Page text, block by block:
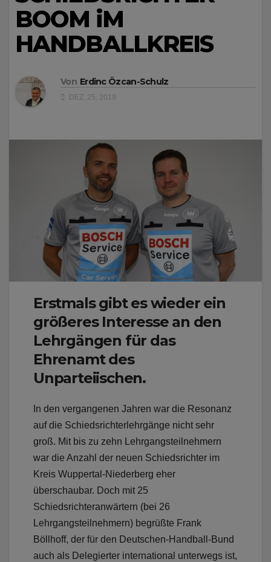
BOOM iM
HANDBALLKREIS
Von Erdinc Özcan-Schulz
DEZ. 25, 2019
Erstmals gibt es wieder ein
größeres Interesse an den
Lehrgängen für das
Ehrenamt des
Unparteiischen.
In den vergangenen Jahren war die Resonanz
auf die Schiedsrichterlehrgänge nicht sehr
groß. Mit bis zu zehn Lehrgangsteilnehmern
war die Anzahl der neuen Schiedsrichter im
Kreis Wuppertal-Niederberg eher
überschaubar. Doch mit 25
Schiedsrichteranwärtern (bei 26
Lehrgangsteilnehmern) begrüßte Frank
Böllhoff, der für den Deutschen-Handball-Bund
auch als Delegierter international unterwegs ist,